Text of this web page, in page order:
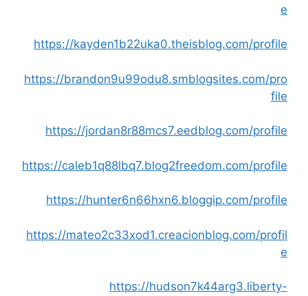
e
https://kayden1b22uka0.theisblog.com/profile
https://brandon9u99odu8.smblogsites.com/pro
file
https://jordan8r88mcs7.eedblog.com/profile
https://caleb1q88lbq7.blog2freedom.com/profile
https://hunter6n66hxn6.bloggip.com/profile
https://mateo2c33xod1.creacionblog.com/profil
e
https://hudson7k44arg3.liberty-